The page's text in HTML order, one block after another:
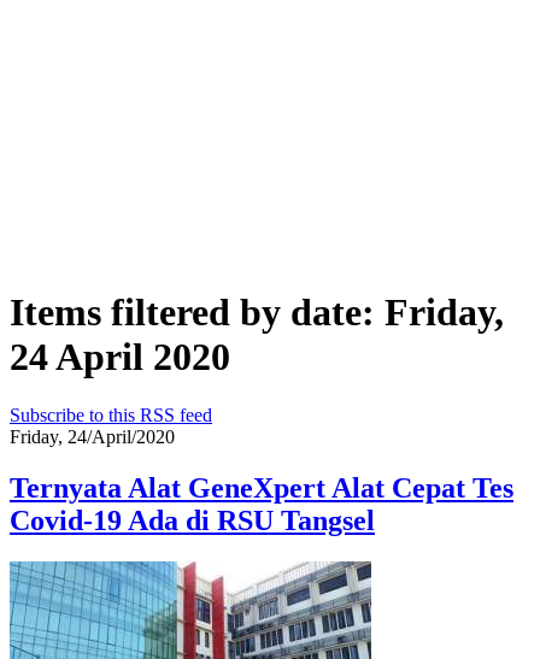
Items filtered by date: Friday,
24 April 2020
Subscribe to this RSS feed
Friday, 24/April/2020
Ternyata Alat GeneXpert Alat Cepat Tes
Covid-19 Ada di RSU Tangsel